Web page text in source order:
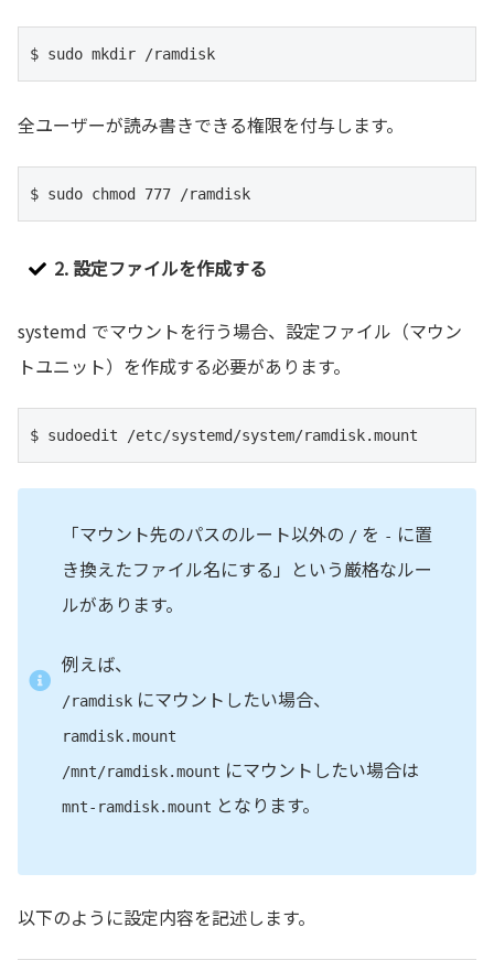
$ sudo mkdir /ramdisk
全ユーザーが読み書きできる権限を付与します。
$ sudo chmod 777 /ramdisk
2. 設定ファイルを作成する
systemd でマウントを行う場合、設定ファイル（マウン
トユニット）を作成する必要があります。
$ sudoedit /etc/systemd/system/ramdisk.mount
「マウント先のパスのルート以外の / を - に置
き換えたファイル名にする」という厳格なルー
ルがあります。
例えば、
/ramdisk にマウントしたい場合、
ramdisk.mount
/mnt/ramdisk.mount にマウントしたい場合は
mnt-ramdisk.mount となります。
以下のように設定内容を記述します。